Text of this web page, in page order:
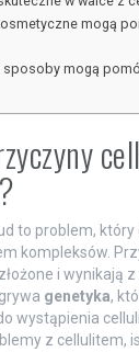
mogą
mogą
to problem,
kompleksów.
i wynikają
genetyka,
wystąpienia
z cellulitem,